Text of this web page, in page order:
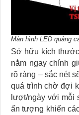
Màn hình LED quảng
Sở hữu kích
nằm ngay chính
rõ ràng – sắc nét
quá trình chờ đợi
lượt/ngày với mỗi
ấn tượng khiến